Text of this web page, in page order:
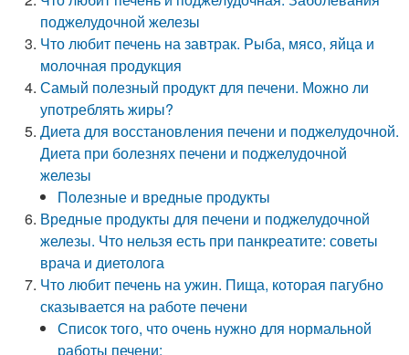
поджелудочной железы
Что любит печень на завтрак. Рыба, мясо, яйца и
молочная продукция
Самый полезный продукт для печени. Можно ли
употреблять жиры?
Диета для восстановления печени и поджелудочной.
Диета при болезнях печени и поджелудочной
железы
Полезные и вредные продукты
Вредные продукты для печени и поджелудочной
железы. Что нельзя есть при панкреатите: советы
врача и диетолога
Что любит печень на ужин. Пища, которая пагубно
сказывается на работе печени
Список того, что очень нужно для нормальной
работы печени: